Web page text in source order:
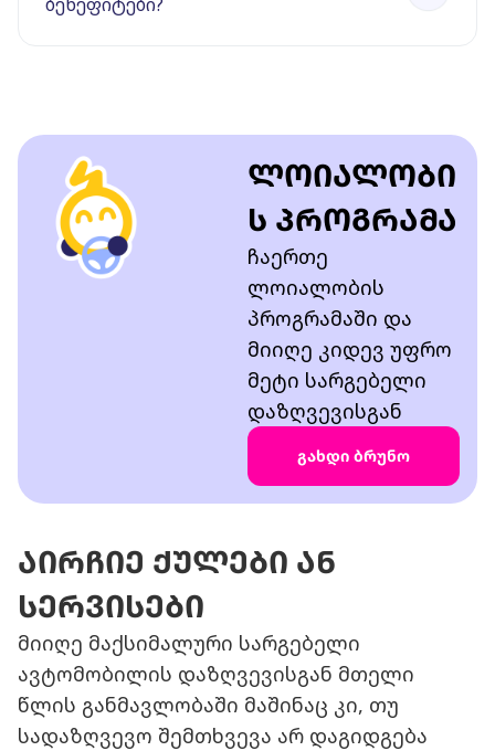
ლოიალობი
ს პროგრამა
ჩაერთე
ლოიალობის
პროგრამაში და
მიიღე კიდევ უფრო
მეტი სარგებელი
დაზღვევისგან
გახდი ბრუნო
აირჩიე ქულები ან
სერვისები
მიიღე მაქსიმალური სარგებელი
ავტომობილის დაზღვევისგან მთელი
წლის განმავლობაში მაშინაც კი, თუ
სადაზღვევო შემთხვევა არ დაგიდგება